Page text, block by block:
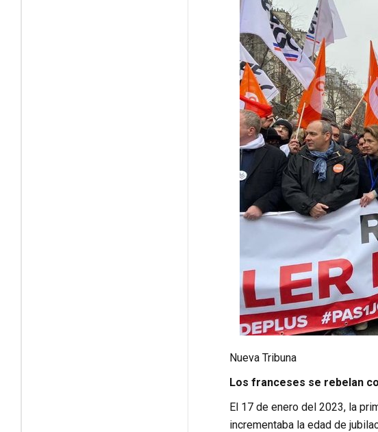
Nueva Tribuna
Los franceses se rebelan
El 17 de enero del 2023, la
incrementaba la edad de